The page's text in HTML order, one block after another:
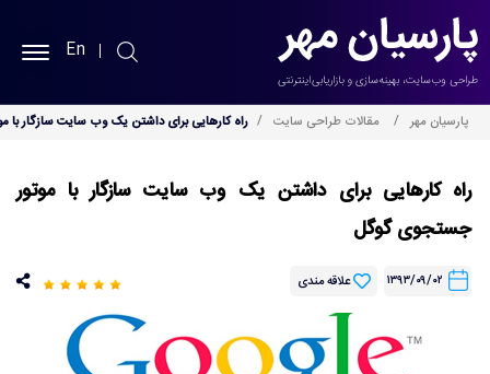
پارسیان مهر
طراحی سایت
نمونه کارها
خدمات
En
پارسیان مهر مقالات طراحی سایت راه کارهایی برای داشتن یک وب سایت سازگار
راه کارهایی برای داشتن یک وب سایت سازگار با موتور
جستجوی گوگل
۱۳۹۳/۰۹/۰۲ علاقه مندی